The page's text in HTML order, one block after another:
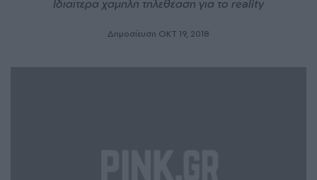
Ιδιαίτερα χαμηλή τηλεθέαση για το reality
Δημοσίευση ΟΚΤ 19, 2018